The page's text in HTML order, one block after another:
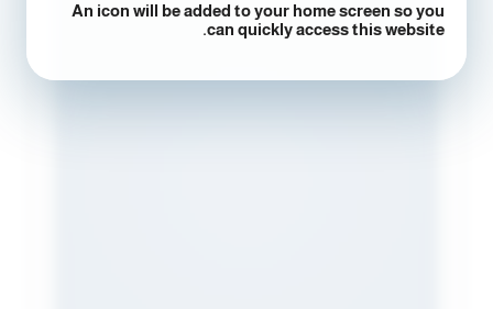
An icon will be added to your home screen so you
can quickly access this website.